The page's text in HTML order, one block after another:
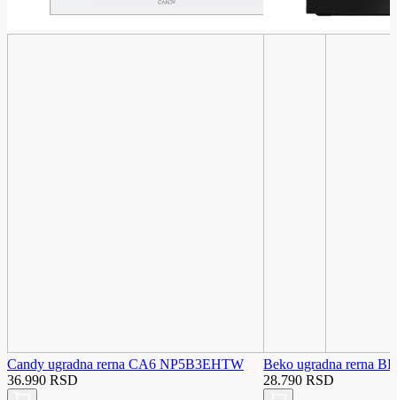
Candy ugradna rerna CA6 NP5B3EHTW
36.990 RSD
Beko ugradna rerna
28.790 RSD